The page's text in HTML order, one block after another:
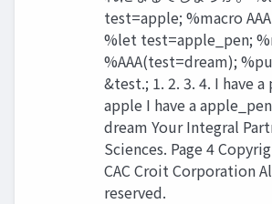
test=apple; %macro
%let test=apple_pen;
%AAA(test=dream);
&test.; 1. 2. 3. 4. I have a
apple I have a
dream Your Integral
Sciences. Page 4
CAC Croit Corporation
reserved.